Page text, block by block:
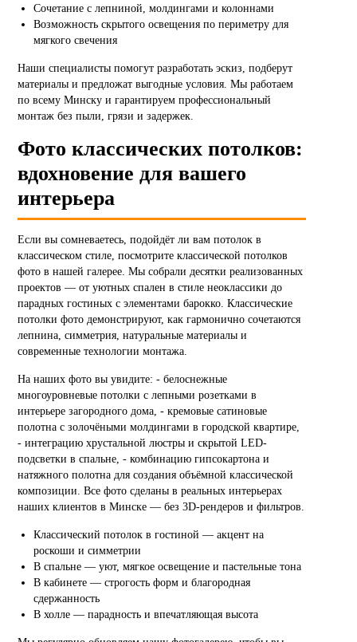
Сочетание с лепниной, молдингами и колоннами
Возможность скрытого освещения по периметру для
мягкого свечения
Наши специалисты помогут разработать эскиз, подберут
материалы и предложат выгодные условия. Мы работаем
по всему Минску и гарантируем профессиональный
монтаж без пыли, грязи и задержек.
Фото классических потолков:
вдохновение для вашего
интерьера
Если вы сомневаетесь, подойдёт ли вам потолок в
классическом стиле, посмотрите классической потолков
фото в нашей галерее. Мы собрали десятки реализованных
проектов — от уютных спален в стиле неоклассики до
парадных гостиных с элементами барокко. Классические
потолки фото демонстрируют, как гармонично сочетаются
лепнина, симметрия, натуральные материалы и
современные технологии монтажа.
На наших фото вы увидите: - белоснежные
многоуровневые потолки с лепными розетками в
интерьере загородного дома, - кремовые сатиновые
полотна с золочёными молдингами в городской квартире,
- интеграцию хрустальной люстры и скрытой LED-
подсветки в спальне, - комбинацию гипсокартона и
натяжного полотна для создания объёмной классической
композиции. Все фото сделаны в реальных интерьерах
наших клиентов в Минске — без 3D-рендеров и фильтров.
Классический потолок в гостиной — акцент на
роскоши и симметрии
В спальне — уют, мягкое освещение и пастельные тона
В кабинете — строгость форм и благородная
сдержанность
В холле — парадность и впечатляющая высота